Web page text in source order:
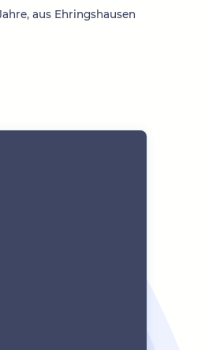
aus Ehringshausen